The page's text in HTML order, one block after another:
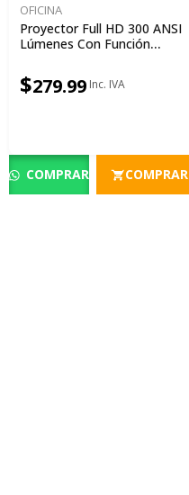
OFICINA
Proyector Full HD 300 ANSI
Lúmenes Con Función
Ajuste Trapezoidal
Automático
$279.99
COMPRAR COMPRAR